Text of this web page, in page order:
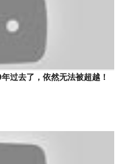
过去了，依然无法被超越！